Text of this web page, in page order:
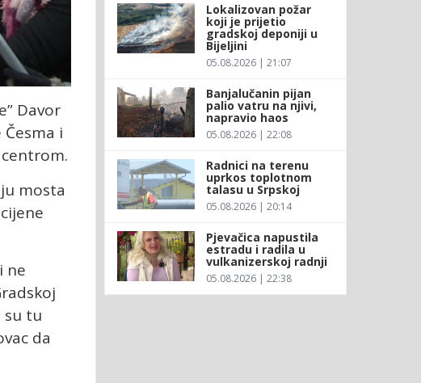
Davor
i
mosta
ne
su tu
da
Lokalizovan požar
koji je prijetio
gradskoj deponiji u
Bijeljini
05.08.2026 | 21:07
Banjalučanin pijan
palio vatru na njivi,
napravio haos
05.08.2026 | 22:08
Radnici na terenu
uprkos toplotnom
talasu u Srpskoj
05.08.2026 | 20:14
Pjevačica napustila
estradu i radila u
vulkanizerskoj radnji
05.08.2026 | 22:38